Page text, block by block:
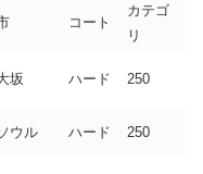
コート
カテゴ
リ
坂 ハード 250
ウル ハード 250